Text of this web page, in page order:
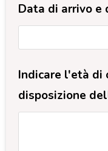
Data di arrivo e
Indicare l'età di
disposizione